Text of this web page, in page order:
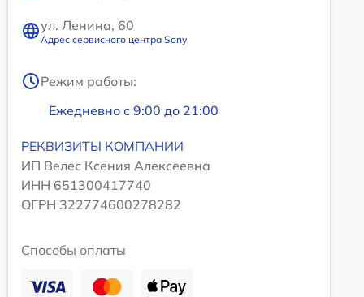
ул. Ленина, 60
Адрес сервисного центра Sony
Режим работы:
Ежедневно с 9:00 до 21:00
РЕКВИЗИТЫ КОМПАНИИ
ИП Велес Ксения Алексеевна
ИНН 651300417740
ОГРН 322774600278282
Способы оплаты